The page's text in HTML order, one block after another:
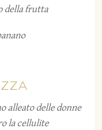
della frutta
alleato delle donne
la cellulite